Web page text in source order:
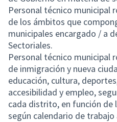
Personal técnico municipal
de los ámbitos que
municipales encargado / a
Sectoriales.
Personal técnico municipal
de inmigración y nueva
educación, cultura,
accesibilidad y empleo,
cada distrito, en función de
según calendario de trabajo